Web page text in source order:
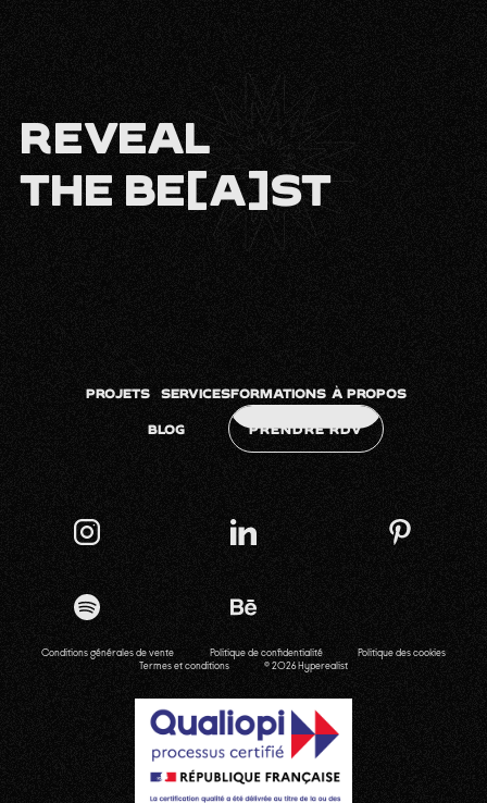
REVEAL
THE BE[A]ST
PROJETS SERVICESFORMATIONS À PROPOS
BLOG
PRENDRE RDV
Conditions générales de vente Politique de confidentialité
Politique des cookies
Termes et conditions
© 2026 Hyperealist